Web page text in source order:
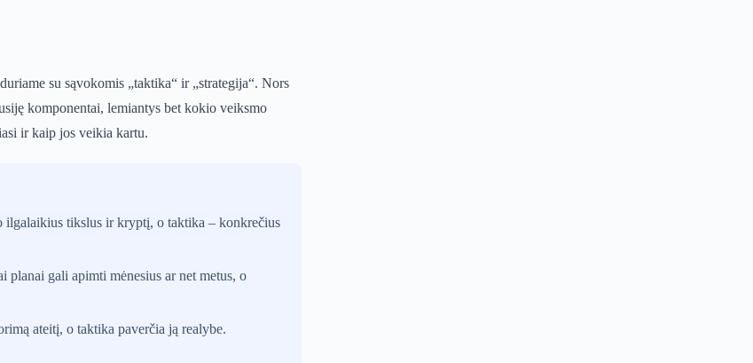
su sąvokomis „taktika“ ir „strategija“. Nors
komponentai, lemiantys bet kokio veiksmo
ir kaip jos veikia kartu.
ilgalaikius tikslus ir kryptį, o taktika – konkrečius
planai gali apimti mėnesius ar net metus, o
ateitį, o taktika paverčia ją realybe.